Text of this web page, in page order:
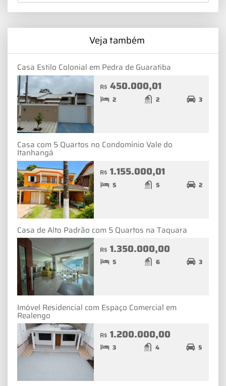
Veja também
Casa Estilo Colonial em Pedra de Guaratiba
R$ 450.000,01
2 2 3
Casa com 5 Quartos no Condomínio Vale do
Itanhangá
R$ 1.155.000,01
5 5 2
Casa de Alto Padrão com 5 Quartos na Taquara
R$ 1.350.000,00
5 6 3
Imóvel Residencial com Espaço Comercial em
Realengo
R$ 1.200.000,00
3 4 5